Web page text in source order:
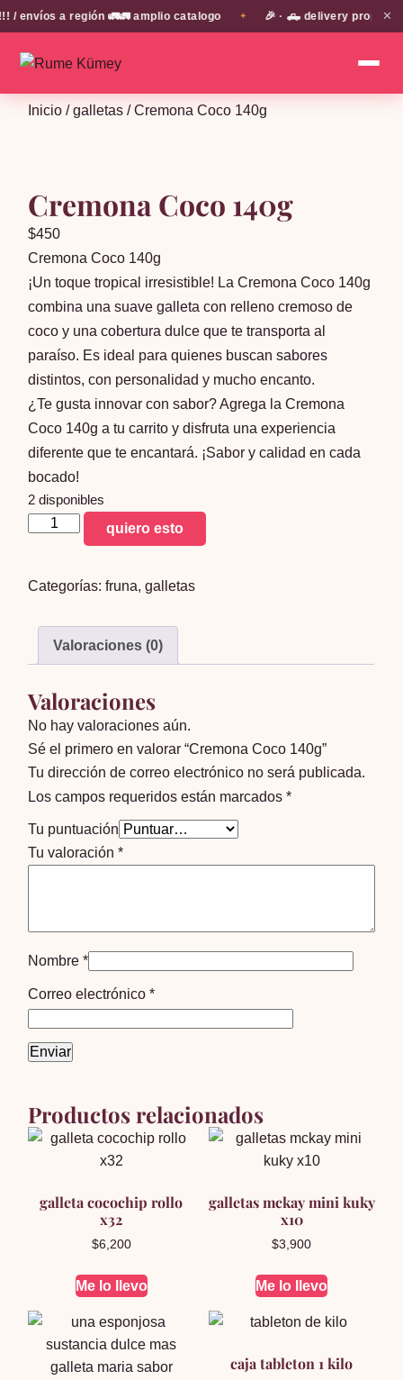
a región 🚛🚛 amplio catalogo 🎉 · 🛻 delivery propio en✕
Inicio /galletas / Cremona Coco 140g
Cremona Coco 140g
$450
Cremona Coco 140g
¡Un toque tropical irresistible! La Cremona Coco 140g
combina una suave galleta con relleno cremoso de
coco y una cobertura dulce que te transporta al
paraíso. Es ideal para quienes buscan sabores
distintos, con personalidad y mucho encanto.
¿Te gusta innovar con sabor? Agrega la Cremona
Coco 140g a tu carrito y disfruta una experiencia
diferente que te encantará. ¡Sabor y calidad en cada
bocado!
2 disponibles
Cremona
cantidad
quiero esto
Categorías:fruna,galletas
Valoraciones (0)
Valoraciones
No hay valoraciones aún.
Sé el primero en valorar “Cremona Coco 140g”
Tu dirección de correo electrónico no será publicada.
Los campos requeridos están marcados*
Tu puntuación
Tu valoración*
Nombre*
Correo electrónico*
Productos relacionados
galleta cocochip rollo
x32
$6,200
Me lo llevo
galletas mckay mini kuky
x10
$3,900
Me lo llevo
caja tableton 1 kilo